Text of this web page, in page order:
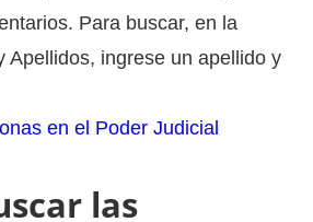
Para buscar, en la
Apellidos, ingrese un apellido y
en el Poder Judicial
las